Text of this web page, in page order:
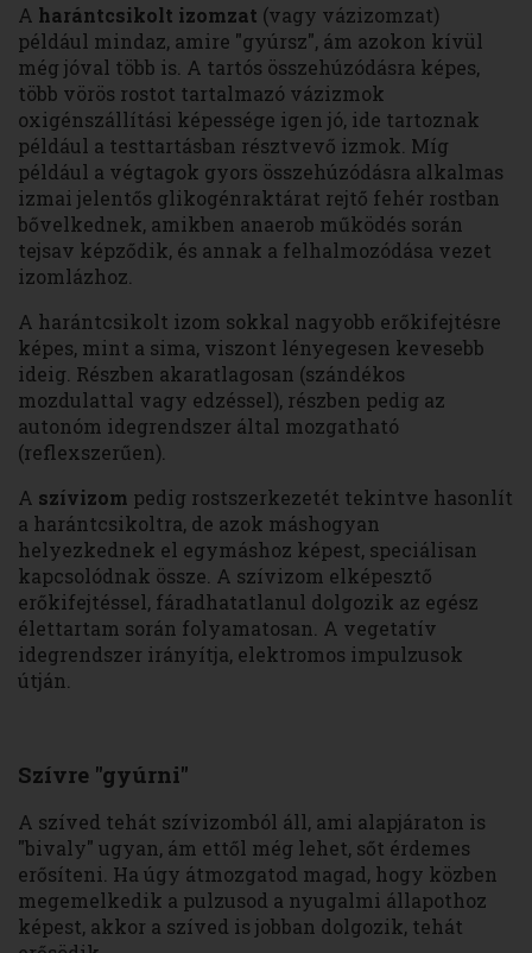
A harántcsikolt izomzat (vagy vázizomzat)
például mindaz, amire "gyúrsz", ám azokon kívül
még jóval több is. A tartós összehúzódásra képes,
több vörös rostot tartalmazó vázizmok
oxigénszállítási képessége igen jó, ide tartoznak
például a testtartásban résztvevő izmok. Míg
például a végtagok gyors összehúzódásra alkalmas
izmai jelentős glikogénraktárat rejtő fehér rostban
bővelkednek, amikben anaerob működés során
tejsav képződik, és annak a felhalmozódása vezet
izomlázhoz.
A harántcsikolt izom sokkal nagyobb erőkifejtésre
képes, mint a sima, viszont lényegesen kevesebb
ideig. Részben akaratlagosan (szándékos
mozdulattal vagy edzéssel), részben pedig az
autonóm idegrendszer által mozgatható
(reflexszerűen).
A szívizom pedig rostszerkezetét tekintve hasonlít
a harántcsikoltra, de azok máshogyan
helyezkednek el egymáshoz képest, speciálisan
kapcsolódnak össze. A szívizom elképesztő
erőkifejtéssel, fáradhatatlanul dolgozik az egész
élettartam során folyamatosan. A vegetatív
idegrendszer irányítja, elektromos impulzusok
útján.
Szívre "gyúrni"
A szíved tehát szívizomból áll, ami alapjáraton is
"bivaly" ugyan, ám ettől még lehet, sőt érdemes
erősíteni. Ha úgy átmozgatod magad, hogy közben
megemelkedik a pulzusod a nyugalmi állapothoz
képest, akkor a szíved is jobban dolgozik, tehát